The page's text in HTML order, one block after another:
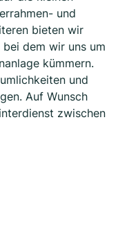
und
bieten wir
bei dem wir uns um
kümmern.
und
Auf Wunsch
zwischen